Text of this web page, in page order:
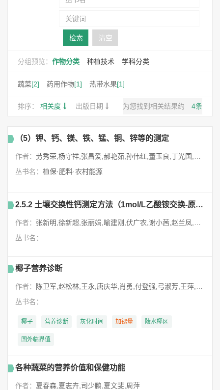
检索 清空
分组预览： 作物分类 种植技术 学科分类
蔬菜[2] 药用作物[1] 热带水果[1]
排序： 相关度 出版日期 为您找到相关结果约 4条
（5）钾、钙、镁、铁、锰、铜、锌等的测定
作者： 劳秀荣,杨守祥,张昌爱,郝艳茹,孙伟红,董玉良,丁光国,于素华,王宜伦,孔凡美,刘少军,刘登民,孙伟红,劳秀荣,李絮花,李燕婷,张昌爱,张玉玲,杨守祥,周波,陈宝成,郝艳茹,侯艳娟,崔秀敏,董元杰,董玉良
丛书名： 植保·肥料·农村能源
2.5.2 土壤交换性钙测定方法（1mol/L乙酸铵交换-原子吸收分光光度法）（GB 7865—1987）
作者： 张新明,徐新超,张丽娟,喻建刚,伏广农,谢小茜,赵兰凤,王宗抗,车姚兴,叶宇游,代啟贵,白翠华,冯宏,冯剑,毕艳霞,伏广农,刘一锋,刘小锋,刘会玲,李英,李文彦,张丽娟,张新明,官利兰,赵兰凤,贾田,徐鹏举,徐新超,郭玉婷,喻建刚,谢小茜
丛书名：
椰子营养诊断
作者：
陈卫军,赵松林,王永,唐庆华,肖勇,付登强,弓淑芳,王萍,吕朝军,刘蕊,孙程旭,李和帅,张军,陈华,陈思婷,范海阔,夏秋瑜,唐龙祥,曹红星,董志国,覃伟权
丛书名：
椰子 营养诊断 灰化时间 加锶量 陵水椰区
国外临界值
各种蔬菜的营养价值和保健功能
作者： 夏春森,夏志卉,司少鹏,夏文斐,周萍